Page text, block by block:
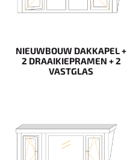
NIEUWBOUW DAKKAPEL +
2 DRAAIKIEPRAMEN + 2
VASTGLAS